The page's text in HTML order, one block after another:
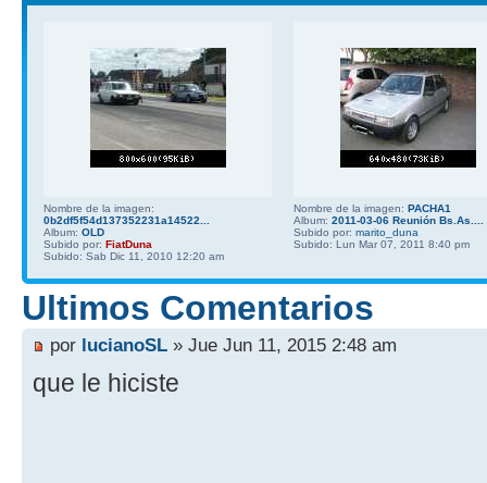
Nombre de la imagen:
0b2df5f54d137352231a14522...
Album: OLD
Subido por: FiatDuna
Subido: Sab Dic 11, 2010 12:20 am
Nombre de la imagen: PACHA1
Album: 2011-03-06 Reunión Bs.As....
Subido por: marito_duna
Subido: Lun Mar 07, 2011 8:40 pm
Ultimos Comentarios
por lucianoSL » Jue Jun 11, 2015 2:48 am
que le hiciste